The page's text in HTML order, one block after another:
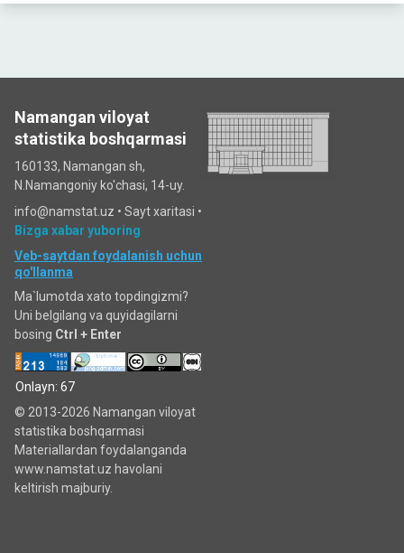
Namangan viloyat
statistika boshqarmasi
160133, Namangan sh,
N.Namangoniy ko'chasi, 14-uy.
info@namstat.uz • Sayt xaritasi •
Bizga xabar yuboring
Veb-saytdan foydalanish uchun
qo'llanma
Ma`lumotda xato topdingizmi?
Uni belgilang va quyidagilarni
bosing Ctrl + Enter
Onlayn: 67
© 2013-2026 Namangan viloyat
statistika boshqarmasi
Materiallardan foydalanganda
www.namstat.uz havolani
keltirish majburiy.